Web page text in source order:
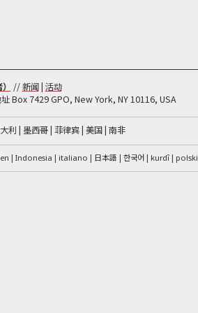
//新闻| 活动
Box 7429 GPO, New York, NY 10116, USA
利 墨西哥 菲律宾 美国 南非
Indonesia italiano 日本語 한국어 kurdî polski